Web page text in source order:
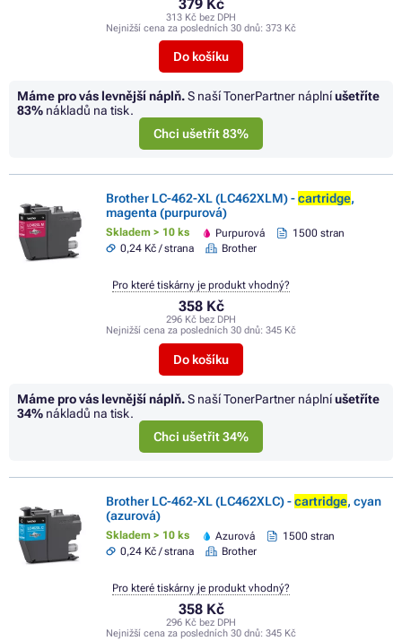
379 Kč
313 Kč bez DPH
Nejnižší cena za posledních 30 dnů: 373 Kč
Do košíku
Máme pro vás levnější náplň.S naší TonerPartner náplníušetříte
83% nákladů na tisk.
Chci ušetřit 83%
Brother LC-462-XL (LC462XLM) -cartridge,
magenta (purpurová)
Skladem > 10 ks Purpurová
1500 stran
0,24 Kč / strana
Brother
358 Kč
296 Kč bez DPH
Nejnižší cena za posledních 30 dnů: 345 Kč
Do košíku
Pro které tiskárny je produkt vhodný?
Máme pro vás levnější náplň.S naší TonerPartner náplníušetříte
34% nákladů na tisk.
Chci ušetřit 34%
Brother LC-462-XL (LC462XLC) -cartridge, cyan
(azurová)
Skladem > 10 ks Azurová
1500 stran
0,24 Kč / strana
Brother
358 Kč
296 Kč bez DPH
Nejnižší cena za posledních 30 dnů: 345 Kč
Pro které tiskárny je produkt vhodný?